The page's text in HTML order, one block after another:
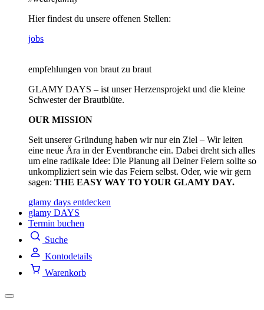
Hier findest du unsere offenen Stellen:
jobs
empfehlungen von braut zu braut
GLAMY DAYS – ist unser Herzensprojekt und die kleine
Schwester der Brautblüte.
OUR MISSION
Seit unserer Gründung haben wir nur ein Ziel – Wir leiten
eine neue Ära in der Eventbranche ein. Dabei dreht sich alles
um eine radikale Idee: Die Planung all Deiner Feiern sollte so
unkompliziert sein wie das Feiern selbst. Oder, wie wir gern
sagen: THE EASY WAY TO YOUR GLAMY DAY.
glamy days entdecken
glamy DAYS
Termin buchen
Suche
Kontodetails
Warenkorb